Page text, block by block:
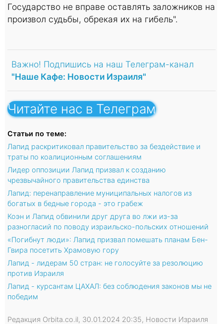
Государство не вправе оставлять заложников на
произвол судьбы, обрекая их на гибель".
Важно! Подпишись на наш Телеграм-канал
"Наше Кафе: Новости Израиля"
Читайте нас в Телеграм
Статьи по теме:
Лапид раскритиковал правительство за бездействие и
траты по коалиционным соглашениям
Лидер оппозиции Лапид призвал к созданию
чрезвычайного правительства единства
Лапид: перенаправление муниципальных налогов из
богатых в бедные города - это грабеж
Коэн и Лапид обвинили друг друга во лжи из-за
разногласий по поводу израильско-польских отношений
«Погибнут люди»: Лапид призвал помешать планам Бен-
Гвира посетить Храмовую гору
Лапид - лидерам 50 стран: не голосуйте за резолюцию
против Израиля
Лапид - курсантам ЦАХАЛ: без соблюдения законов мы не
победим
Редакция Orbita.co.il, 30.01.2024 20:35, Новости Израиля